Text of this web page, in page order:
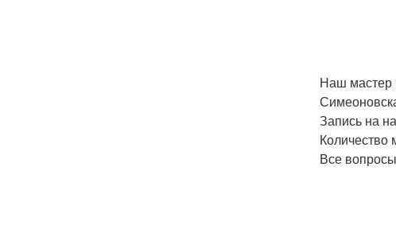
Наш мастер
Запись на
Количество
Все